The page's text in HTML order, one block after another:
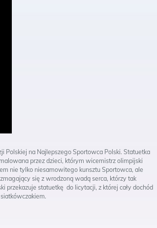
na Najlepszego Sportowca Polski. Statuetka
przez dzieci, którym wicemistrz olimpijski
nie tylko niesamowitego kunsztu Sportowca, ale
się z wrodzoną wadą serca, którzy tak
przekazuje statuetkę do licytacji, z której cały dochód